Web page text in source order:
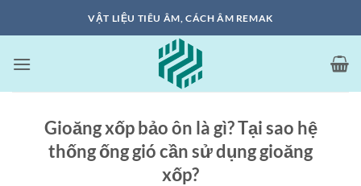
dung
VẬT LIỆU TIÊU ÂM, CÁCH ÂM REMAK
Gioăng xốp bảo ôn là gì? Tại sao hệ
thống ống gió cần sử dụng gioăng
xốp?